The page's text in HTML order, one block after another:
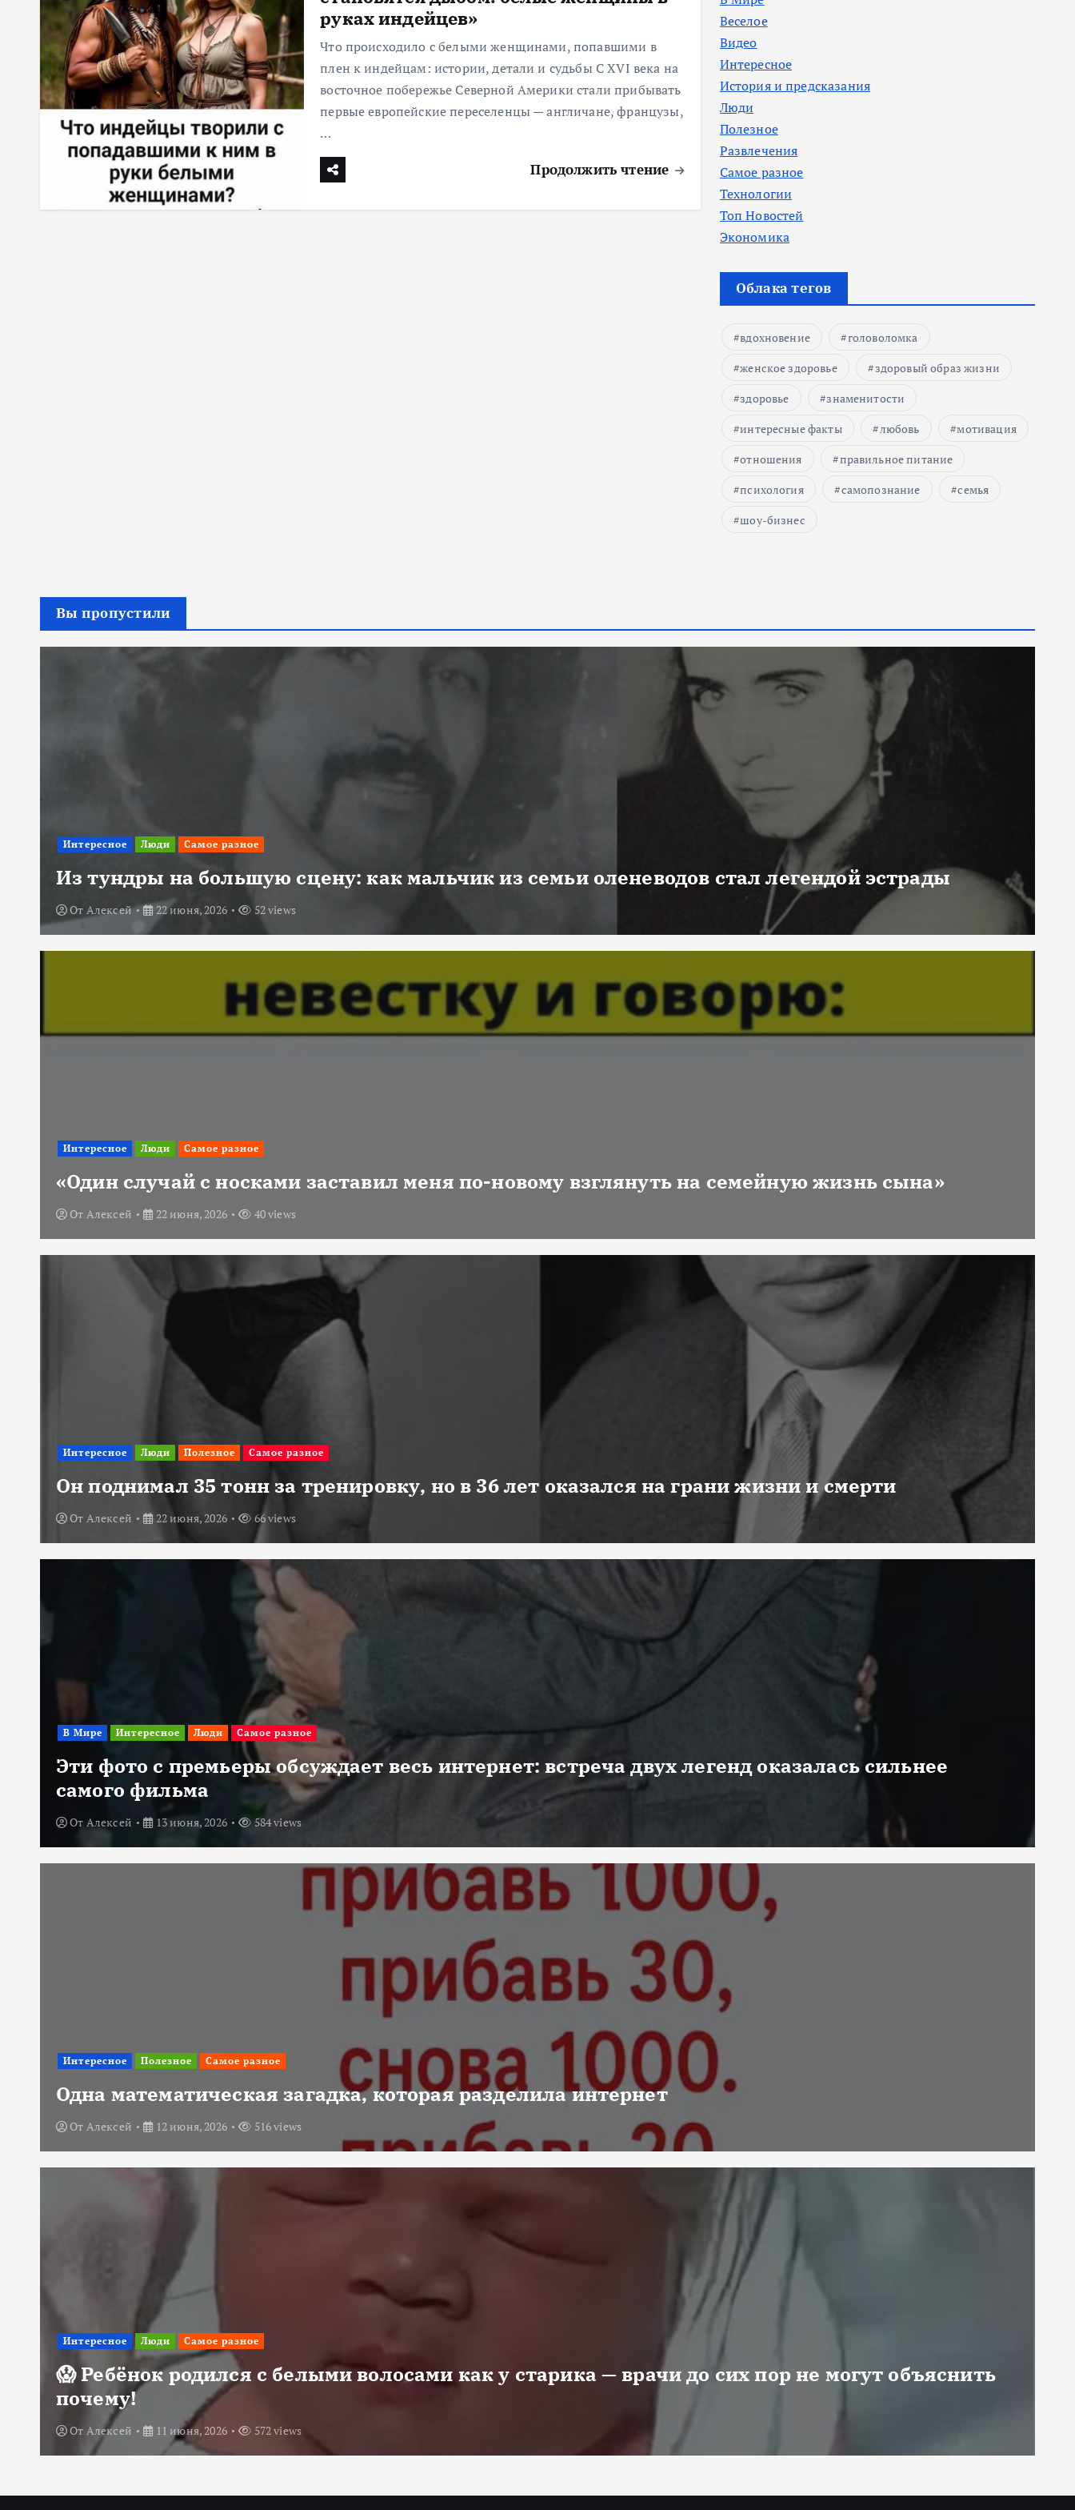
руках индейцев»
Что происходило с белыми женщинами, попавшими в
плен к индейцам: истории, детали и судьбы С XVI века на
восточное побережье Северной Америки стали прибывать
первые европейские переселенцы — англичане, французы,
…
Продолжить чтение
Веселое
Видео
Интересное
История и предсказания
Люди
Полезное
Развлечения
Самое разное
Технологии
Топ Новостей
Экономика
Облака тегов
вдохновение
головоломка
женское здоровье
здоровый образ жизни
здоровье
знаменитости
интересные факты
любовь
мотивация
отношения
правильное питание
психология
самопознание
семья
шоу-бизнес
Вы пропустили
Интересное Люди Самое разное
Из тундры на большую сцену: как мальчик из семьи оленеводов стал легендой эстрады
От Алексей 22 июня, 2026 52 views
Интересное Люди Самое разное
«Один случай с носками заставил меня по-новому взглянуть на семейную жизнь сына»
От Алексей 22 июня, 2026 40 views
Интересное Люди Полезное Самое разное
Он поднимал 35 тонн за тренировку, но в 36 лет оказался на грани жизни и смерти
От Алексей 22 июня, 2026 66 views
В Мире Интересное Люди Самое разное
Эти фото с премьеры обсуждает весь интернет: встреча двух легенд оказалась сильнее
самого фильма
От Алексей 13 июня, 2026 584 views
Интересное Полезное Самое разное
Одна математическая загадка, которая разделила интернет
От Алексей 12 июня, 2026 516 views
Интересное Люди Самое разное
😱 Ребёнок родился с белыми волосами как у старика — врачи до сих пор не могут объяснить
почему!
От Алексей 11 июня, 2026 572 views